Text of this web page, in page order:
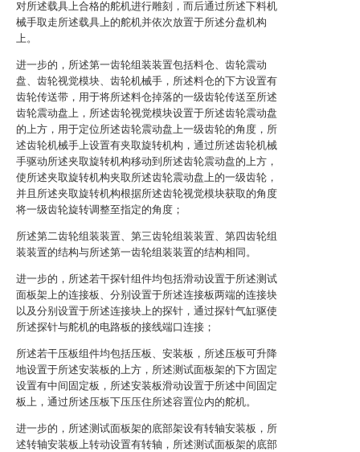
对所述载具上合格的舵机进行雕刻，而后通过所述下料机
械手取走所述载具上的舵机并依次放置于所述分盘机构
上。
进一步的，所述第一齿轮组装装置包括料仓、齿轮震动
盘、齿轮视觉模块、齿轮机械手，所述料仓的下方设置有
齿轮传送带，用于将所述料仓掉落的一级齿轮传送至所述
齿轮震动盘上，所述齿轮视觉模块设置于所述齿轮震动盘
的上方，用于定位所述齿轮震动盘上一级齿轮的角度，所
述齿轮机械手上设置有夹取旋转机构，通过所述齿轮机械
手驱动所述夹取旋转机构移动到所述齿轮震动盘的上方，
使所述夹取旋转机构夹取所述齿轮震动盘上的一级齿轮，
并且所述夹取旋转机构根据所述齿轮视觉模块获取的角度
将一级齿轮旋转调整至指定的角度；
所述第二齿轮组装装置、第三齿轮组装装置、第四齿轮组
装装置的结构与所述第一齿轮组装装置的结构相同。
进一步的，所述若干探针组件均包括滑动设置于所述测试
面板架上的连接板、分别设置于所述连接板两端的连接块
以及分别设置于所述连接块上的探针，通过探针气缸驱使
所述探针与舵机的电路板的接线端口连接；
所述若干压板组件均包括压板、安装板，所述压板可升降
地设置于所述安装板的上方，所述测试面板架的下方固定
设置有中间固定板，所述安装板滑动设置于所述中间固定
板上，通过所述压板下压压住所述容置位内的舵机。
进一步的，所述测试面板架的底部架设有转轴安装板，所
述转轴安装板上转动设置有转轴，所述测试面板架的底部